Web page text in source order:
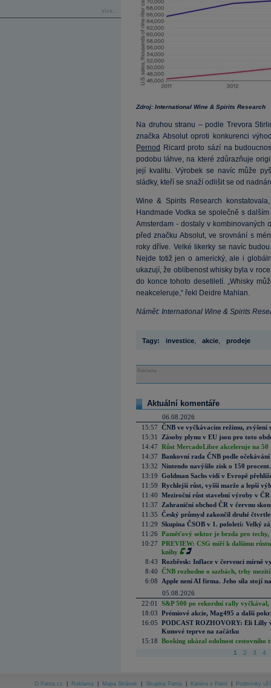
více...
Zdroj: International Wine & Spirits Research
Na druhou stranu – podle Trevora
značka Absolut oproti konkurenci
Pernod
Ricard proto sází na
podobu láhve, na které zdůrazňuje
její kvalitu. Výrobek se navíc může
sládky, kteří se snaží odlišit se od
Wine & Spirits Research
Handmade Vodka se společně s
Amsterdam - dostaly v kombinovaných
před značku Absolut, ve srovnání s
roky dříve. Velké likerky se navíc
Nejde totiž jen o americký, ale i
ukazují, že oblíbenost whisky byla v
do konce tohoto desetiletí. „Whisky
neakceleruje,“ řekl Deidre Mahlan.
Námět: International Wine & Spirits
Tagy: investice akcie prodeje
Reklama
Aktuální komentáře
06.08.2026
15:57 ČNB ve vyčkávacím režimu, zvýšení
15:31
Zásoby plynu v EU jsou pro toto
14:47 Růst MercadoLibre akceleruje na
14:37 Bankovní rada ČNB podle
13:32 Nintendo navýšilo zisk o 150
13:19 Goldman Sachs vidí v Evropě
11:59 Rychlejší růst, vyšší marže a lepší
11:40 Meziroční růst stavební výroby v
11:37
Zahraniční obchod ČR v červnu
11:35 Český průmysl zakončil druhé
11:29 Skupina ČSOB v 1. pololetí: Velký
11:26 Paměťový sektor je brzda pro techy,
10:27 PREVIEW: CSG míří k dalšímu
knihy
8:43 Rozbřesk: Inflace v červenci mírně
8:40 ČNB rozhodne o sazbách, trhy
6:08
Apple není AI firma. Jeho síla stojí
05.08.2026
22:01
S&P 500 po rekordní rally vyčkával,
18:03 Prémiové akcie, Mag495 a další
16:05 PODCAST ROZHOVORY: Eli Lilly
Kunové teprve na začátku
15:18 Booking ukázal odolnost cestovního
1 2 3 4
O Patria.cz Reklama Mapa Stránek Skupina Patria Kariéra v Patrii Podmínky